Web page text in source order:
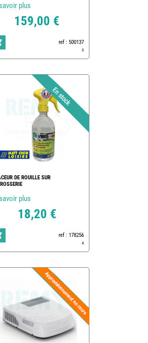
plus
159,00 €
ref : 500137
0
DE ROUILLE SUR
plus
18,20 €
ref : 178256
4